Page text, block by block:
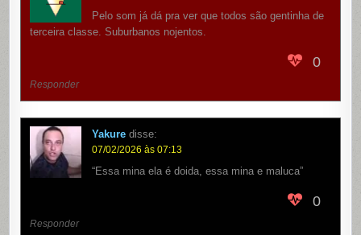
Pelo som já dá pra ver que todos são gentinha de
terceira classe. Suburbanos nojentos.
0
Responder
Yakure disse:
07/02/2026 às 07:13
“Essa mina ela é doida, essa mina e maluca”
0
Responder